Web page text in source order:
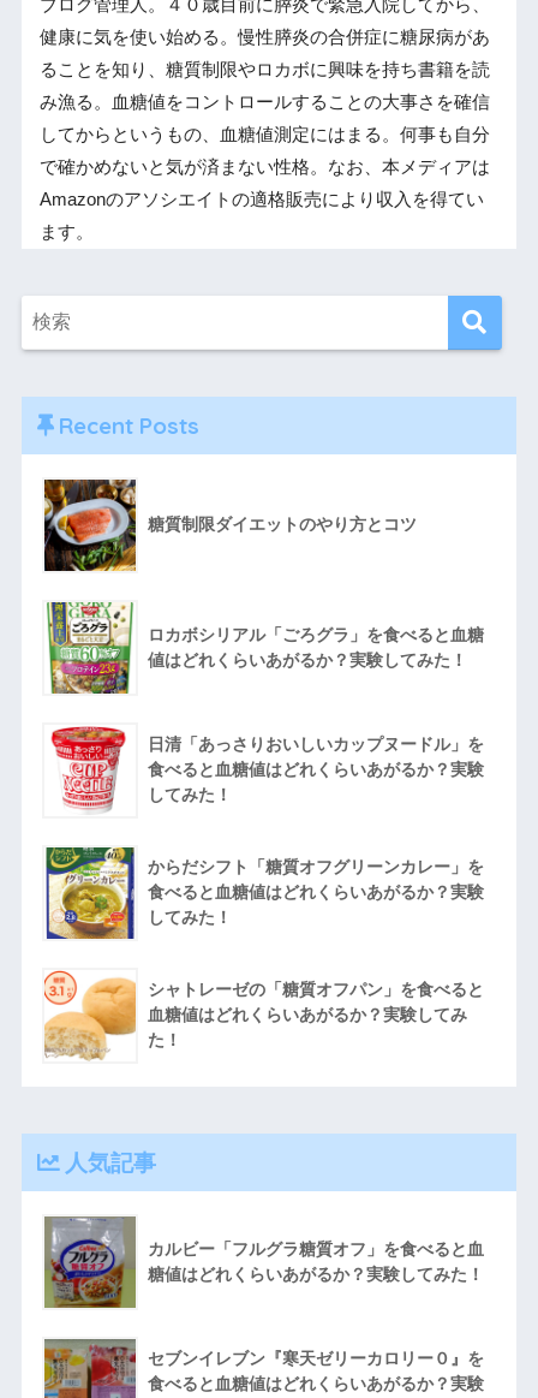
ブログ管理人。４０歳目前に膵炎で緊急入院してから、
健康に気を使い始める。慢性膵炎の合併症に糖尿病があ
ることを知り、糖質制限やロカボに興味を持ち書籍を読
み漁る。血糖値をコントロールすることの大事さを確信
してからというもの、血糖値測定にはまる。何事も自分
で確かめないと気が済まない性格。なお、本メディアは
Amazonのアソシエイトの適格販売により収入を得てい
ます。
Recent Posts
糖質制限ダイエットのやり方とコツ
ロカボシリアル「ごろグラ」を食べると血糖
値はどれくらいあがるか？実験してみた！
日清「あっさりおいしいカップヌードル」を
食べると血糖値はどれくらいあがるか？実験
してみた！
からだシフト「糖質オフグリーンカレー」を
食べると血糖値はどれくらいあがるか？実験
してみた！
シャトレーゼの「糖質オフパン」を食べると
血糖値はどれくらいあがるか？実験してみ
た！
人気記事
カルビー「フルグラ糖質オフ」を食べると血
糖値はどれくらいあがるか？実験してみた！
セブンイレブン『寒天ゼリーカロリー０』を
食べると血糖値はどれくらいあがるか？実験